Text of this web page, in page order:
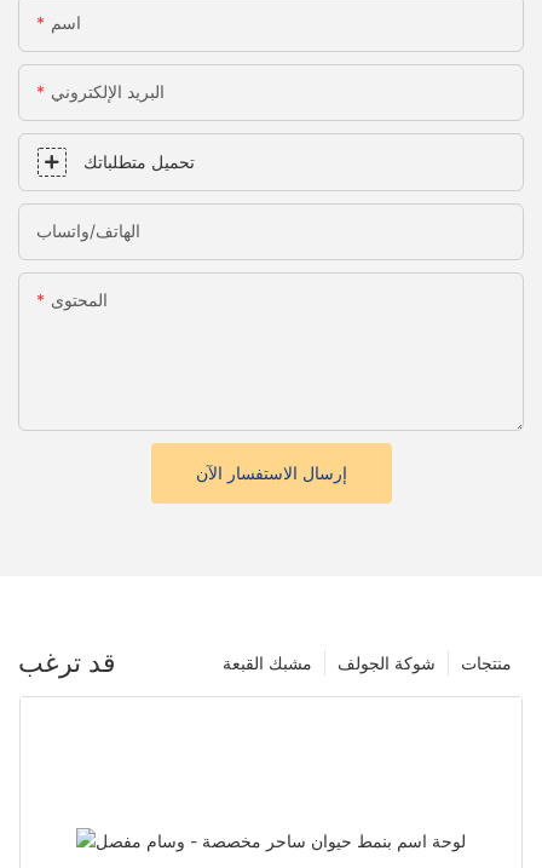
اسم
البريد الإلكتروني
تحميل متطلباتك
الهاتف/واتساب
المحتوى
إرسال الاستفسار الآن
قد ترغب منتجات شوكة الجولف مشبك القبعة